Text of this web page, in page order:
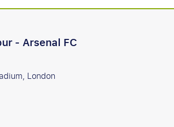
- Arsenal FC
London